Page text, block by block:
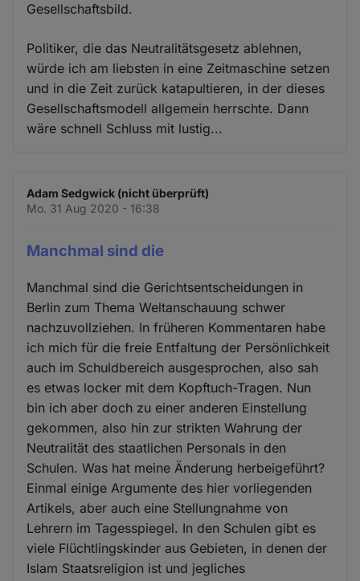
Gesellschaftsbild.
Politiker, die das Neutralitätsgesetz ablehnen,
würde ich am liebsten in eine Zeitmaschine setzen
und in die Zeit zurück katapultieren, in der dieses
Gesellschaftsmodell allgemein herrschte. Dann
wäre schnell Schluss mit lustig...
Adam Sedgwick (nicht überprüft)
Mo. 31 Aug 2020 - 16:38
Manchmal sind die
Manchmal sind die Gerichtsentscheidungen in
Berlin zum Thema Weltanschauung schwer
nachzuvollziehen. In früheren Kommentaren habe
ich mich für die freie Entfaltung der Persönlichkeit
auch im Schuldbereich ausgesprochen, also sah
es etwas locker mit dem Kopftuch-Tragen. Nun
bin ich aber doch zu einer anderen Einstellung
gekommen, also hin zur strikten Wahrung der
Neutralität des staatlichen Personals in den
Schulen. Was hat meine Änderung herbeigeführt?
Einmal einige Argumente des hier vorliegenden
Artikels, aber auch eine Stellungnahme von
Lehrern im Tagesspiegel. In den Schulen gibt es
viele Flüchtlingskinder aus Gebieten, in denen der
Islam Staatsreligion ist und jegliches